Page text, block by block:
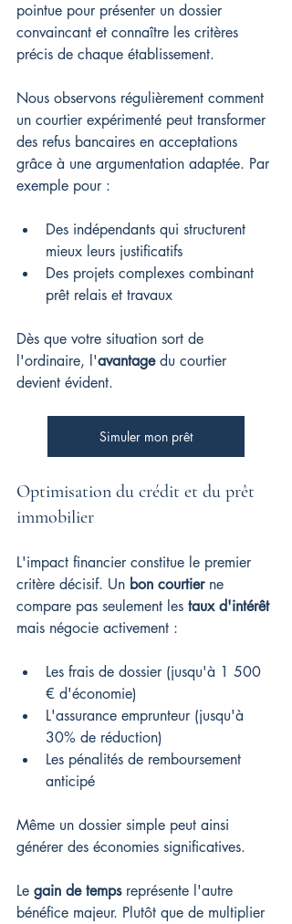
pointue pour présenter un dossier
convaincant et connaître les critères
précis de chaque établissement.
Nous observons régulièrement comment
un courtier expérimenté peut transformer
des refus bancaires en acceptations
grâce à une argumentation adaptée. Par
exemple pour :
Des indépendants qui structurent
mieux leurs justificatifs
Des projets complexes combinant
prêt relais et travaux
Dès que votre situation sort de
l'ordinaire, l'avantage du courtier
devient évident.
Simuler mon prêt
Optimisation du crédit et du prêt
immobilier
L'impact financier constitue le premier
critère décisif. Un bon courtier ne
compare pas seulement les taux d'intérêt
mais négocie activement :
Les frais de dossier (jusqu'à 1 500
€ d'économie)
L'assurance emprunteur (jusqu'à
30% de réduction)
Les pénalités de remboursement
anticipé
Même un dossier simple peut ainsi
générer des économies significatives.
Le gain de temps représente l'autre
bénéfice majeur. Plutôt que de multiplier